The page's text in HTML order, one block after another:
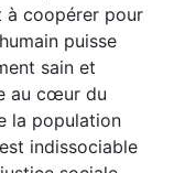
à coopérer pour
puisse
sain et
au cœur du
la population
indissociable